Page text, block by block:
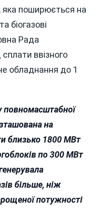
яка поширюється на
біогазові
Рада
ввізного
обладнання до 1
повномасштабної
на
близько 1800 МВт
по 300 МВт
більше, ніж
потужності